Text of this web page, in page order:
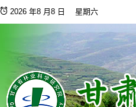
2026 年8 月8 日 星期六